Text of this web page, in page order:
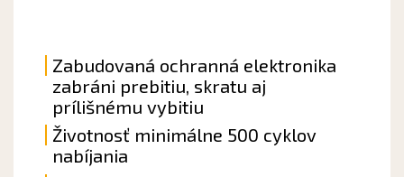
Zabudovaná ochranná elektronika
zabráni prebitiu, skratu aj
prílišnému vybitiu
Životnosť minimálne 500 cyklov
nabíjania